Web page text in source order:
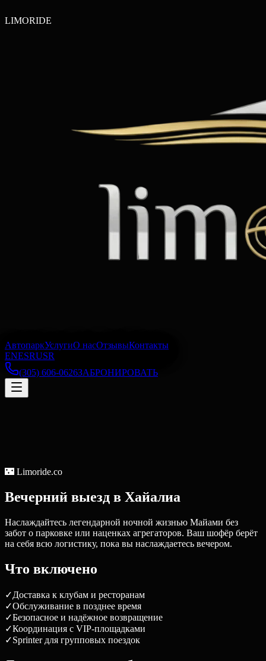
LIMORIDE
АвтопаркУслугиО насОтзывыКонтакты
ENESRUSR
(305) 606-0626ЗАБРОНИРОВАТЬ
🌃 Limoride.co
Вечерний выезд в Хайалиа
Наслаждайтесь легендарной ночной жизнью Майами без
забот о парковке или наценках агрегаторов. Ваш шофёр берёт
на себя всю логистику, пока вы наслаждаетесь вечером.
Что включено
✓Доставка к клубам и ресторанам
✓Обслуживание в позднее время
✓Безопасное и надёжное возвращение
✓Координация с VIP-площадками
✓Sprinter для групповых поездок